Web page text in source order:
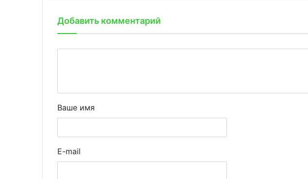
Добавить комментарий
Ваше имя
E-mail